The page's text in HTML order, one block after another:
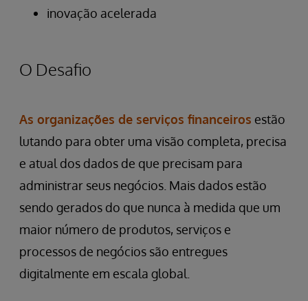
inovação acelerada
O Desafio
As organizações de serviços financeiros estão
lutando para obter uma visão completa, precisa
e atual dos dados de que precisam para
administrar seus negócios. Mais dados estão
sendo gerados do que nunca à medida que um
maior número de produtos, serviços e
processos de negócios são entregues
digitalmente em escala global.